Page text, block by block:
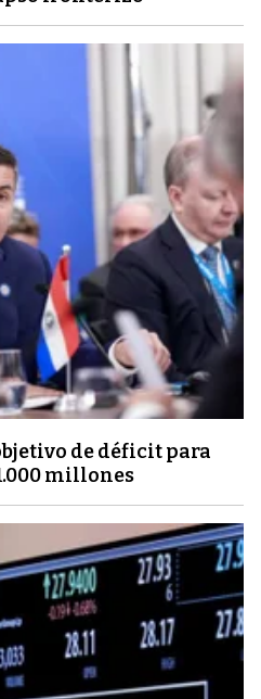
de déficit para
millones